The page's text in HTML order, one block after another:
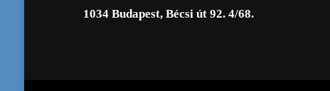
1034 Budapest, Bécsi út 92. 4/68.